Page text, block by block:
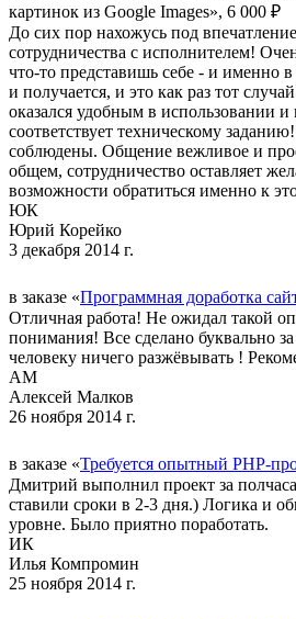
картинок из Google Images», 6 000 ₽
До сих пор нахожусь под
сотрудничества с исполнителем!
что-то представишь себе - и именно
и получается, и это как раз тот
оказался удобным в использовании
соответствует техническому
соблюдены. Общение вежливое и
общем, сотрудничество оставляет
возможности обратиться именно к
ЮК
Юрий Корейко
3 декабря 2014 г.
в заказе «Программная доработка
Отличная работа! Не ожидал такой
понимания! Все сделано буквально
человеку ничего разжёвывать !
АМ
Алексей Малков
26 ноября 2014 г.
в заказе «Требуется опытный PHP-
Дмитрий выполнил проект за
ставили сроки в 2-3 дня.) Логика и
уровне. Было приятно поработать.
ИК
Илья Компромин
25 ноября 2014 г.